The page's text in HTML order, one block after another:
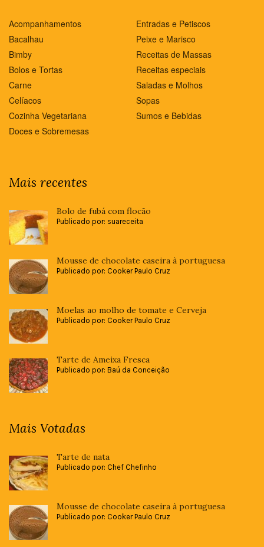
Acompanhamentos
Bacalhau
Bimby
Bolos e Tortas
Carne
Celíacos
Cozinha Vegetariana
Doces e Sobremesas
Entradas e Petiscos
Peixe e Marisco
Receitas de Massas
Receitas especiais
Saladas e Molhos
Sopas
Sumos e Bebidas
Mais recentes
Bolo de fubá com flocão
Publicado por: suareceita
Mousse de chocolate caseira à portuguesa
Publicado por: Cooker Paulo Cruz
Moelas ao molho de tomate e Cerveja
Publicado por: Cooker Paulo Cruz
Tarte de Ameixa Fresca
Publicado por: Baú da Conceição
Mais Votadas
Tarte de nata
Publicado por: Chef Chefinho
Mousse de chocolate caseira à portuguesa
Publicado por: Cooker Paulo Cruz